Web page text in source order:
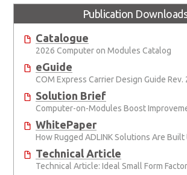
Publication
Catalogue
2026 Computer on Modules Catalog
eGuide
COM Express Carrier Design Guide Rev.
Solution Brief
WhitePaper
How Rugged ADLINK Solutions Are Built
Technical Article